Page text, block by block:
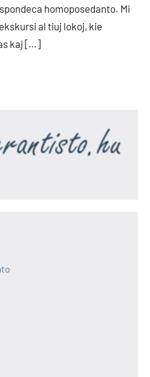
homoposedanto. Mi
al tiuj lokoj, kie
kaj […]